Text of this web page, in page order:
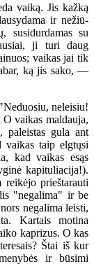
vaiką. Jis kažką
ir nežiū-
susidurdamas su
ji turi daug
vaikas jai tik
ką jis sako, —
neleisiu!
vaikas maldauja,
paleistas gula ant
vaikas taip elgtųsi
kad vaikas esąs
kapituliacija!).
prieštarauti
"negalima" ir be
negalima leisti,
Kartais motina
kaprizus. O kas
Štai iš kur
ir būsimi